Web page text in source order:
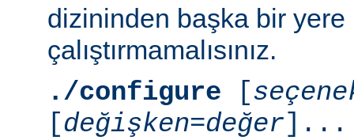
dizininden başka bir yere
çalıştırmamalısınız.
./configure [
[değişken=değer]...